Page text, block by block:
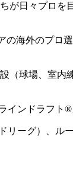
が日々プロを
海外のプロ
（球場、室
ンドラフ
ーグ）、